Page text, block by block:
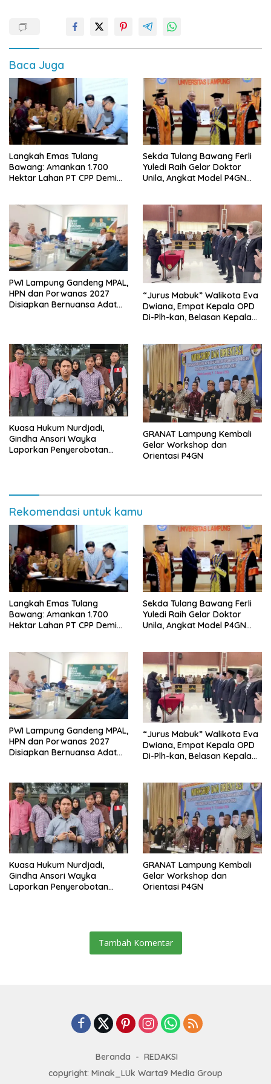
Baca Juga
Langkah Emas Tulang
Bawang: Amankan 1.700
Hektar Lahan PT CPP Demi
Sekda Tulang Bawang Ferli
Yuledi Raih Gelar Doktor
Unila, Angkat Model P4GN
PWI Lampung Gandeng MPAL,
HPN dan Porwanas 2027
Disiapkan Bernuansa Adat
“Jurus Mabuk” Walikota Eva
Dwiana, Empat Kepala OPD
Di-Plh-kan, Belasan Kepala
Kuasa Hukum Nurdjadi,
Gindha Ansori Wayka
Laporkan Penyerobotan
GRANAT Lampung Kembali
Gelar Workshop dan
Orientasi P4GN
Rekomendasi untuk kamu
Langkah Emas Tulang
Bawang: Amankan 1.700
Hektar Lahan PT CPP Demi
Sekda Tulang Bawang Ferli
Yuledi Raih Gelar Doktor
Unila, Angkat Model P4GN
PWI Lampung Gandeng MPAL,
HPN dan Porwanas 2027
Disiapkan Bernuansa Adat
“Jurus Mabuk” Walikota Eva
Dwiana, Empat Kepala OPD
Di-Plh-kan, Belasan Kepala
Kuasa Hukum Nurdjadi,
Gindha Ansori Wayka
Laporkan Penyerobotan
GRANAT Lampung Kembali
Gelar Workshop dan
Orientasi P4GN
Tambah Komentar
Beranda
REDAKSI
copyright: Minak_LUk Warta9 Media Group